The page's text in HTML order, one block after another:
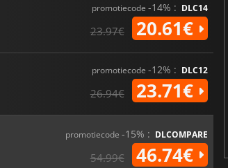
promotiecode -14% : DLC14
23.97€ 20.61€
promotiecode -12% : DLC12
26.94€ 23.71€
promotiecode -15% : DLCOMPARE
54.99€ 46.74€